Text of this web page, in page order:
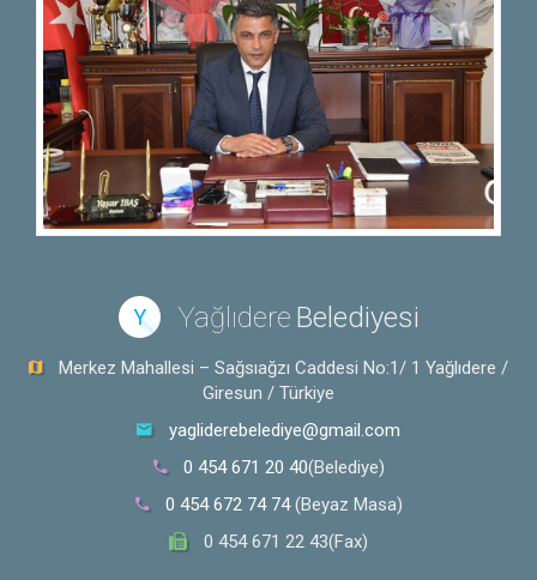
Y Yağlıdere Belediyesi
Merkez Mahallesi – Sağsıağzı Caddesi No:1/ 1 Yağlıdere /
Giresun / Türkiye
yagliderebelediye@gmail.com
0 454 671 20 40(Belediye)
0 454 672 74 74(Beyaz Masa)
0 454 671 22 43(Fax)